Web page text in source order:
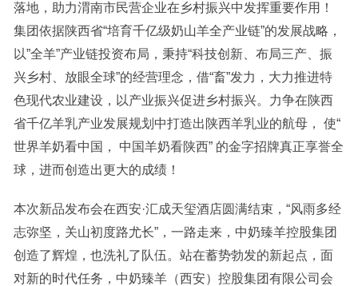
落地，助力渭南市民营企业在乡村振兴中发挥重要作用！
集团依据陕西省“培育千亿级奶山羊全产业链”的发展战略，
以”全羊”产业链投资布局，秉持“科技创新、布局三产、振
兴乡村、放眼全球”的经营理念，借“畜”发力，大力推进特
色现代农业建设，以产业振兴促进乡村振兴。力争在陕西
省千亿羊乳产业发展规划中打造出陕西羊乳业的航母， 使“
世界羊奶看中国， 中国羊奶看陕西” 的金字招牌真正享誉全
球，进而创造出更大的成绩！
本次新品发布会在西安·汇成天玺酒店圆满结束，“风雨多经
志弥坚，关山初度路尤长”，一路走来，中奶臻羊控股集团
创造了辉煌，也洗礼了队伍。站在蓄势勃发的新起点，面
对新的时代任务，中奶臻羊（西安）控股集团有限公司会